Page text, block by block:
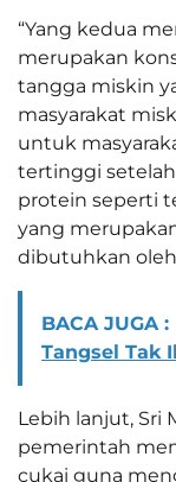
“Yang kedua
merupakan
tangga miskin
masyarakat
untuk
tertinggi
protein seperti
yang
dibutuhkan oleh
BACA JUGA :
Tangsel Tak
Lebih lanjut, Sri
pemerintah
cukai guna